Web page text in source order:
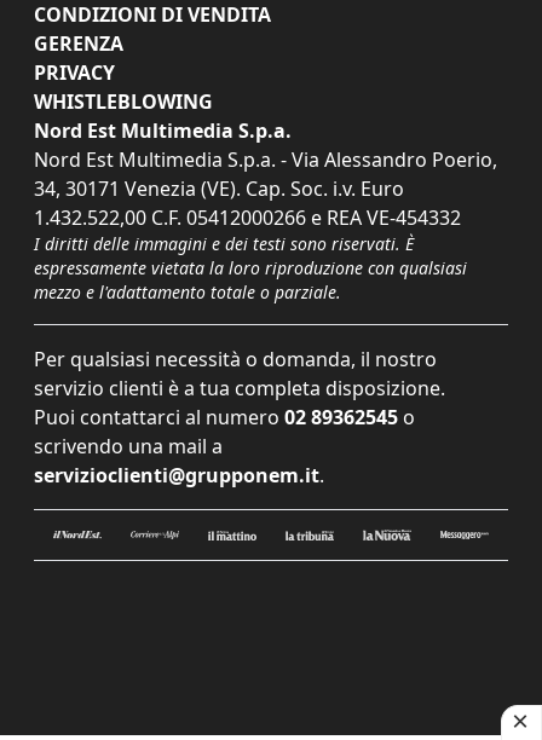
CONDIZIONI DI VENDITA
GERENZA
PRIVACY
WHISTLEBLOWING
Nord Est Multimedia S.p.a.
Nord Est Multimedia S.p.a. - Via Alessandro Poerio,
34, 30171 Venezia (VE). Cap. Soc. i.v. Euro
1.432.522,00 C.F. 05412000266 e REA VE-454332
I diritti delle immagini e dei testi sono riservati. È
espressamente vietata la loro riproduzione con qualsiasi
mezzo e l'adattamento totale o parziale.
Per qualsiasi necessità o domanda, il nostro
servizio clienti è a tua completa disposizione.
Puoi contattarci al numero 02 89362545 o
scrivendo una mail a
servizioclienti@grupponem.it.